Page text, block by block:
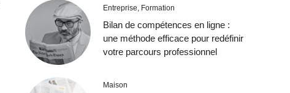
Entreprise, Formation
Bilan de compétences en ligne :
une méthode efficace pour redéfinir
votre parcours professionnel
Maison